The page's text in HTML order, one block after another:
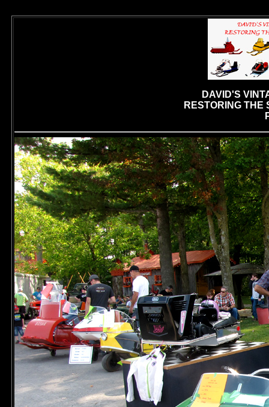
DAVID'S
RESTORING THE